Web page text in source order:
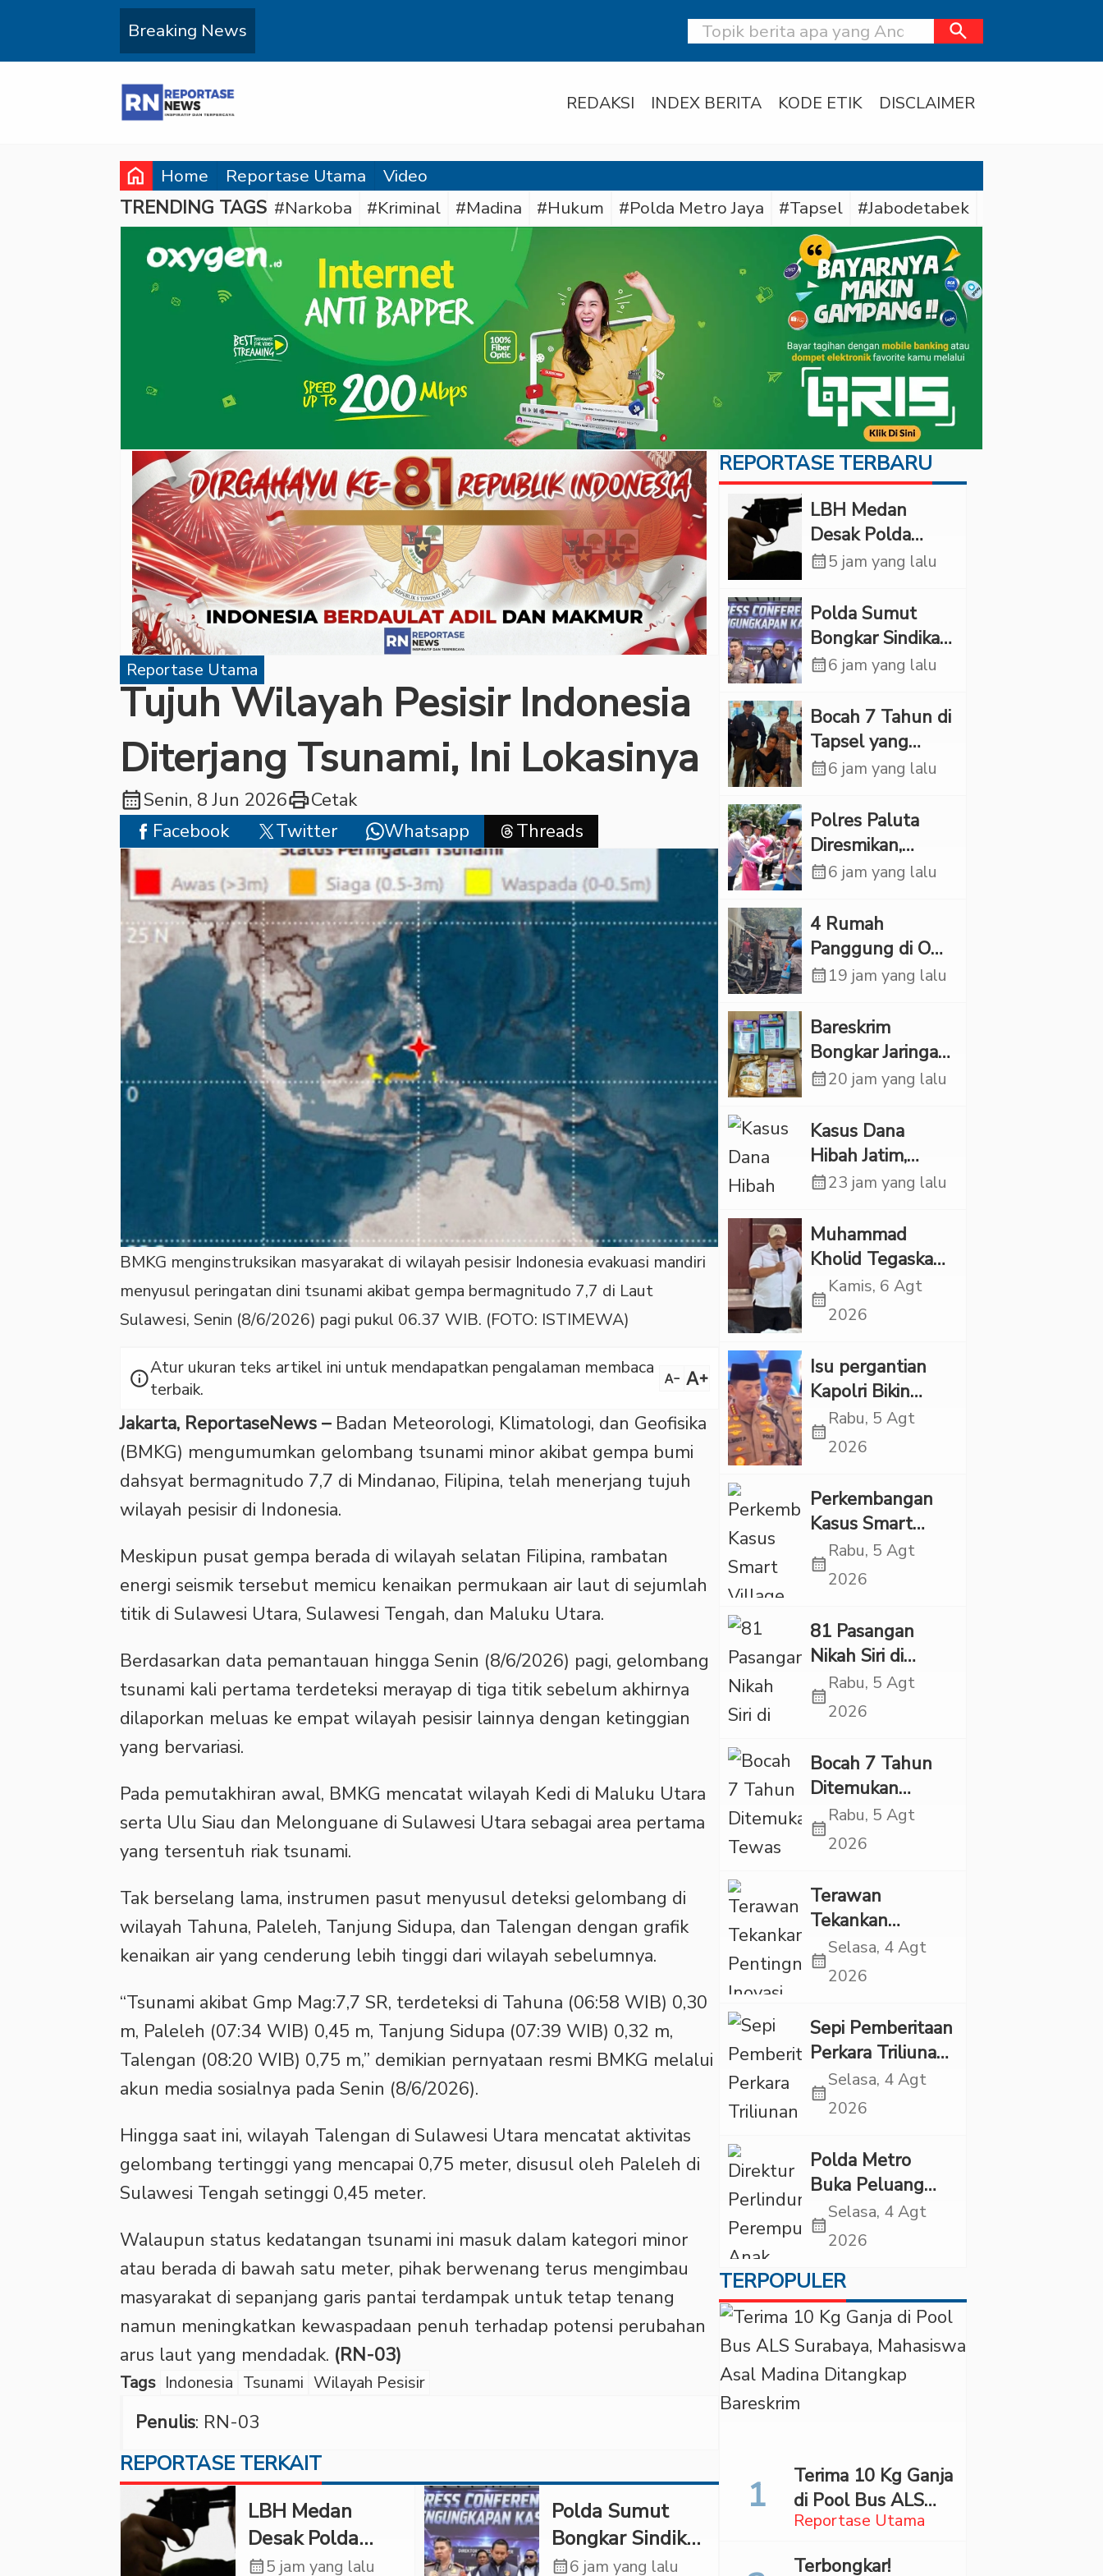
Breaking News search
REDAKSI INDEX BERITA KODE ETIK DISCLAIMER
home Home Reportase Utama Video
TRENDING TAGS #Narkoba #Kriminal #Madina #Hukum #Polda Metro Jaya #Tapsel #Jabodetabek
Reportase Utama
Tujuh Wilayah Pesisir Indonesia
Diterjang Tsunami, Ini Lokasinya
calendar_monthSenin, 8 Jun 2026printCetak
Facebook
Twitter Whatsapp Threads
BMKG menginstruksikan masyarakat di wilayah pesisir Indonesia evakuasi mandiri
menyusul peringatan dini tsunami akibat gempa bermagnitudo 7,7 di Laut
Sulawesi, Senin (8/6/2026) pagi pukul 06.37 WIB. (FOTO: ISTIMEWA)
infoAtur ukuran teks artikel ini untuk mendapatkan pengalaman membaca
terbaik.
text_decrease text_increase
Jakarta, ReportaseNews – Badan Meteorologi, Klimatologi, dan Geofisika
(BMKG) mengumumkan gelombang tsunami minor akibat gempa bumi
dahsyat bermagnitudo 7,7 di Mindanao, Filipina, telah menerjang tujuh
wilayah pesisir di Indonesia.
Meskipun pusat gempa berada di wilayah selatan Filipina, rambatan
energi seismik tersebut memicu kenaikan permukaan air laut di sejumlah
titik di Sulawesi Utara, Sulawesi Tengah, dan Maluku Utara.
Berdasarkan data pemantauan hingga Senin (8/6/2026) pagi, gelombang
tsunami kali pertama terdeteksi merayap di tiga titik sebelum akhirnya
dilaporkan meluas ke empat wilayah pesisir lainnya dengan ketinggian
yang bervariasi.
Pada pemutakhiran awal, BMKG mencatat wilayah Kedi di Maluku Utara
serta Ulu Siau dan Melonguane di Sulawesi Utara sebagai area pertama
yang tersentuh riak tsunami.
Tak berselang lama, instrumen pasut menyusul deteksi gelombang di
wilayah Tahuna, Paleleh, Tanjung Sidupa, dan Talengan dengan grafik
kenaikan air yang cenderung lebih tinggi dari wilayah sebelumnya.
“Tsunami akibat Gmp Mag:7,7 SR, terdeteksi di Tahuna (06:58 WIB) 0,30
m, Paleleh (07:34 WIB) 0,45 m, Tanjung Sidupa (07:39 WIB) 0,32 m,
Talengan (08:20 WIB) 0,75 m,” demikian pernyataan resmi BMKG melalui
akun media sosialnya pada Senin (8/6/2026).
Hingga saat ini, wilayah Talengan di Sulawesi Utara mencatat aktivitas
gelombang tertinggi yang mencapai 0,75 meter, disusul oleh Paleleh di
Sulawesi Tengah setinggi 0,45 meter.
Walaupun status kedatangan tsunami ini masuk dalam kategori minor
atau berada di bawah satu meter, pihak berwenang terus mengimbau
masyarakat di sepanjang garis pantai terdampak untuk tetap tenang
namun meningkatkan kewaspadaan penuh terhadap potensi perubahan
arus laut yang mendadak. (RN-03)
Tags Indonesia Tsunami Wilayah Pesisir
Penulis: RN-03
REPORTASE TERKAIT
LBH Medan
Desak Polda
Sumut Usut
calendar_month5 jam yang lalu
Polda Sumut
Bongkar Sindikat
Scamming
calendar_month6 jam yang lalu
REPORTASE TERBARU
LBH Medan
Desak Polda
Sumut Usut
Lorenza
calendar_month5 jam yang lalu
Polda Sumut
Bongkar Sindikat
Scamming
Korban Rugi
Rp6,7 Miliar
calendar_month6 jam yang lalu
Bocah 7 Tahun di
Tapsel yang
Ditemukan
Ternyata Korban
Kekerasan
Seksual
calendar_month6 jam yang lalu
Polres Paluta
Diresmikan,
Begini
Kapolres Tapsel
calendar_month6 jam yang lalu
‎4 Rumah
Panggung di OKI
Ludes Terbakar,
Rp1 Miliar
calendar_month19 jam yang lalu
Bareskrim
Bongkar Jaringan
Etomidate dari
Pelaku Ditangkap
calendar_month20 jam yang lalu
Kasus Dana
Hibah Jatim,
Siliwangi: Partai
Jawab Etik-Politik
calendar_month23 jam yang lalu
Muhammad
Kholid Tegaskan
Propaganda
LGBT Harus
Minta Negara
Melindungi
Korban
calendar_month
Kamis, 6 Agt
2026
Isu pergantian
Kapolri Bikin
Panas, JMP Puji
Respons Jenderal
“Adem”
calendar_month
Rabu, 5 Agt
2026
Perkembangan
Kasus Smart
Village, Jaksa
Kembali Periksa
calendar_month
Rabu, 5 Agt
2026
81 Pasangan
Nikah Siri di
Tapsel Ikuti
Sidang Isbat
calendar_month
Rabu, 5 Agt
2026
Bocah 7 Tahun
Ditemukan
Tewas dalam
Sumur di Tapsel,
Kekerasan
calendar_month
Rabu, 5 Agt
2026
Terawan
Tekankan
Pentingnya
Inovasi
di “Indonesian
Brain Forum
2026 UPN
Veteran Jakarta”
calendar_month
Selasa, 4 Agt
2026
Sepi Pemberitaan
Perkara Triliunan
Rupiah Investree,
Ternyata Sudah
calendar_month
Selasa, 4 Agt
2026
Polda Metro
Buka Peluang
Periksa YouTuber
Bigmo terkait
Eksploitasi Anak
calendar_month
Selasa, 4 Agt
2026
TERPOPULER
Reportase Utama
Terima 10 Kg Ganja
di Pool Bus ALS
Surabaya,
Terbongkar!